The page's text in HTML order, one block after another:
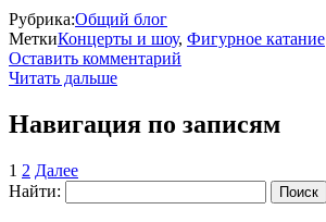
Рубрика:Общий блог
МеткиКонцерты и шоу, Фигурное катание
Оставить комментарий
Читать дальше
Навигация по записям
1 2 Далее
Найти: